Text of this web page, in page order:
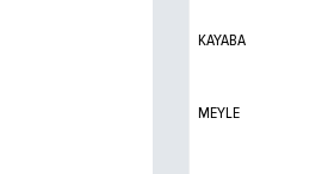
KAYABA
MEYLE